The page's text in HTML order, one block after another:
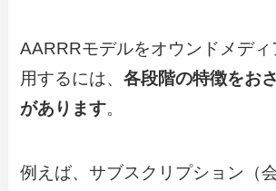
AARRRモデルをオウンドメデ
用するには、各段階の特徴をお
があります。
例えば、サブスクリプション（